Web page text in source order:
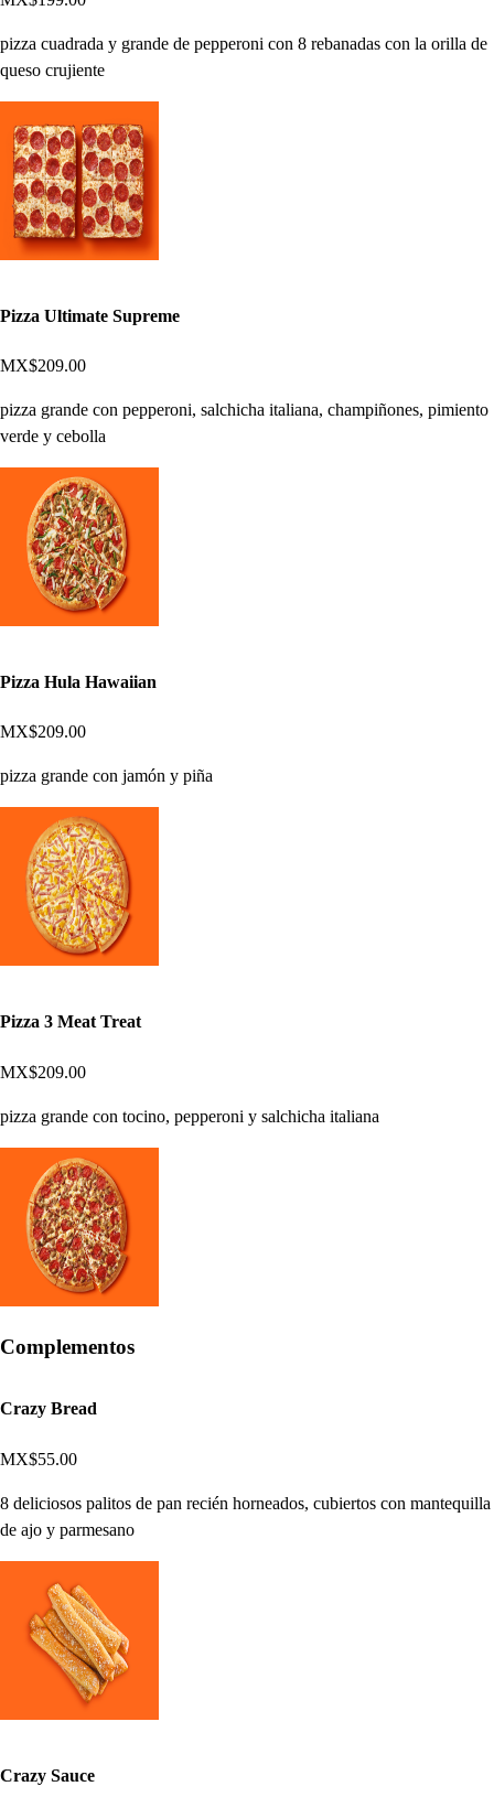
pizza cuadrada y grande de pepperoni con 8 rebanadas con la orilla de
queso crujiente
Pizza Ultimate Supreme
MX$209.00
pizza grande con pepperoni, salchicha italiana, champiñones, pimiento
verde y cebolla
Pizza Hula Hawaiian
MX$209.00
pizza grande con jamón y piña
Pizza 3 Meat Treat
MX$209.00
pizza grande con tocino, pepperoni y salchicha italiana
Complementos
Crazy Bread
MX$55.00
8 deliciosos palitos de pan recién horneados, cubiertos con mantequilla
de ajo y parmesano
Crazy Sauce